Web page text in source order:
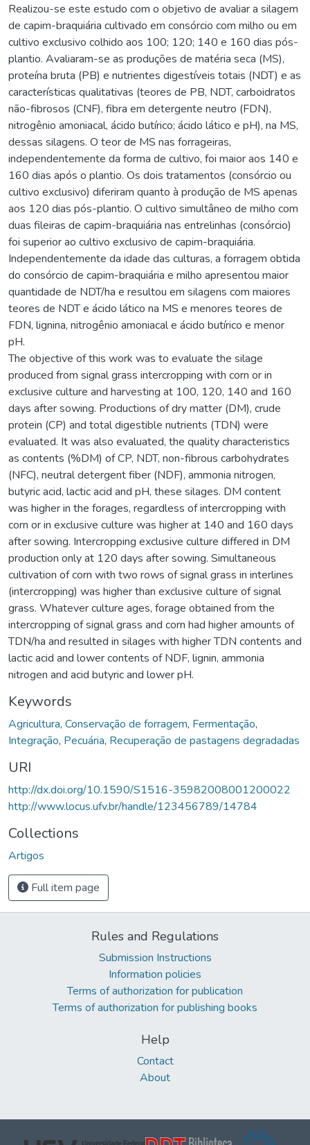
Realizou-se este estudo com o objetivo de avaliar a silagem
de capim-braquiária cultivado em consórcio com milho ou em
cultivo exclusivo colhido aos 100; 120; 140 e 160 dias pós-
plantio. Avaliaram-se as produções de matéria seca (MS),
proteína bruta (PB) e nutrientes digestíveis totais (NDT) e as
características qualitativas (teores de PB, NDT, carboidratos
não-fibrosos (CNF), fibra em detergente neutro (FDN),
nitrogênio amoniacal, ácido butírico; ácido lático e pH), na MS,
dessas silagens. O teor de MS nas forrageiras,
independentemente da forma de cultivo, foi maior aos 140 e
160 dias após o plantio. Os dois tratamentos (consórcio ou
cultivo exclusivo) diferiram quanto à produção de MS apenas
aos 120 dias pós-plantio. O cultivo simultâneo de milho com
duas fileiras de capim-braquiária nas entrelinhas (consórcio)
foi superior ao cultivo exclusivo de capim-braquiária.
Independentemente da idade das culturas, a forragem obtida
do consórcio de capim-braquiária e milho apresentou maior
quantidade de NDT/ha e resultou em silagens com maiores
teores de NDT e ácido lático na MS e menores teores de
FDN, lignina, nitrogênio amoniacal e ácido butírico e menor
pH.
The objective of this work was to evaluate the silage
produced from signal grass intercropping with corn or in
exclusive culture and harvesting at 100, 120, 140 and 160
days after sowing. Productions of dry matter (DM), crude
protein (CP) and total digestible nutrients (TDN) were
evaluated. It was also evaluated, the quality characteristics
as contents (%DM) of CP, NDT, non-fibrous carbohydrates
(NFC), neutral detergent fiber (NDF), ammonia nitrogen,
butyric acid, lactic acid and pH, these silages. DM content
was higher in the forages, regardless of intercropping with
corn or in exclusive culture was higher at 140 and 160 days
after sowing. Intercropping exclusive culture differed in DM
production only at 120 days after sowing. Simultaneous
cultivation of corn with two rows of signal grass in interlines
(intercropping) was higher than exclusive culture of signal
grass. Whatever culture ages, forage obtained from the
intercropping of signal grass and corn had higher amounts of
TDN/ha and resulted in silages with higher TDN contents and
lactic acid and lower contents of NDF, lignin, ammonia
nitrogen and acid butyric and lower pH.
Keywords
Agricultura, Conservação de forragem, Fermentação,
Integração, Pecuária, Recuperação de pastagens degradadas
URI
http://dx.doi.org/10.1590/S1516-35982008001200022
http://www.locus.ufv.br/handle/123456789/14784
Collections
Artigos
Full item page
Rules and Regulations
Submission Instructions
Information policies
Terms of authorization for publication
Terms of authorization for publishing books
Help
Contact
About